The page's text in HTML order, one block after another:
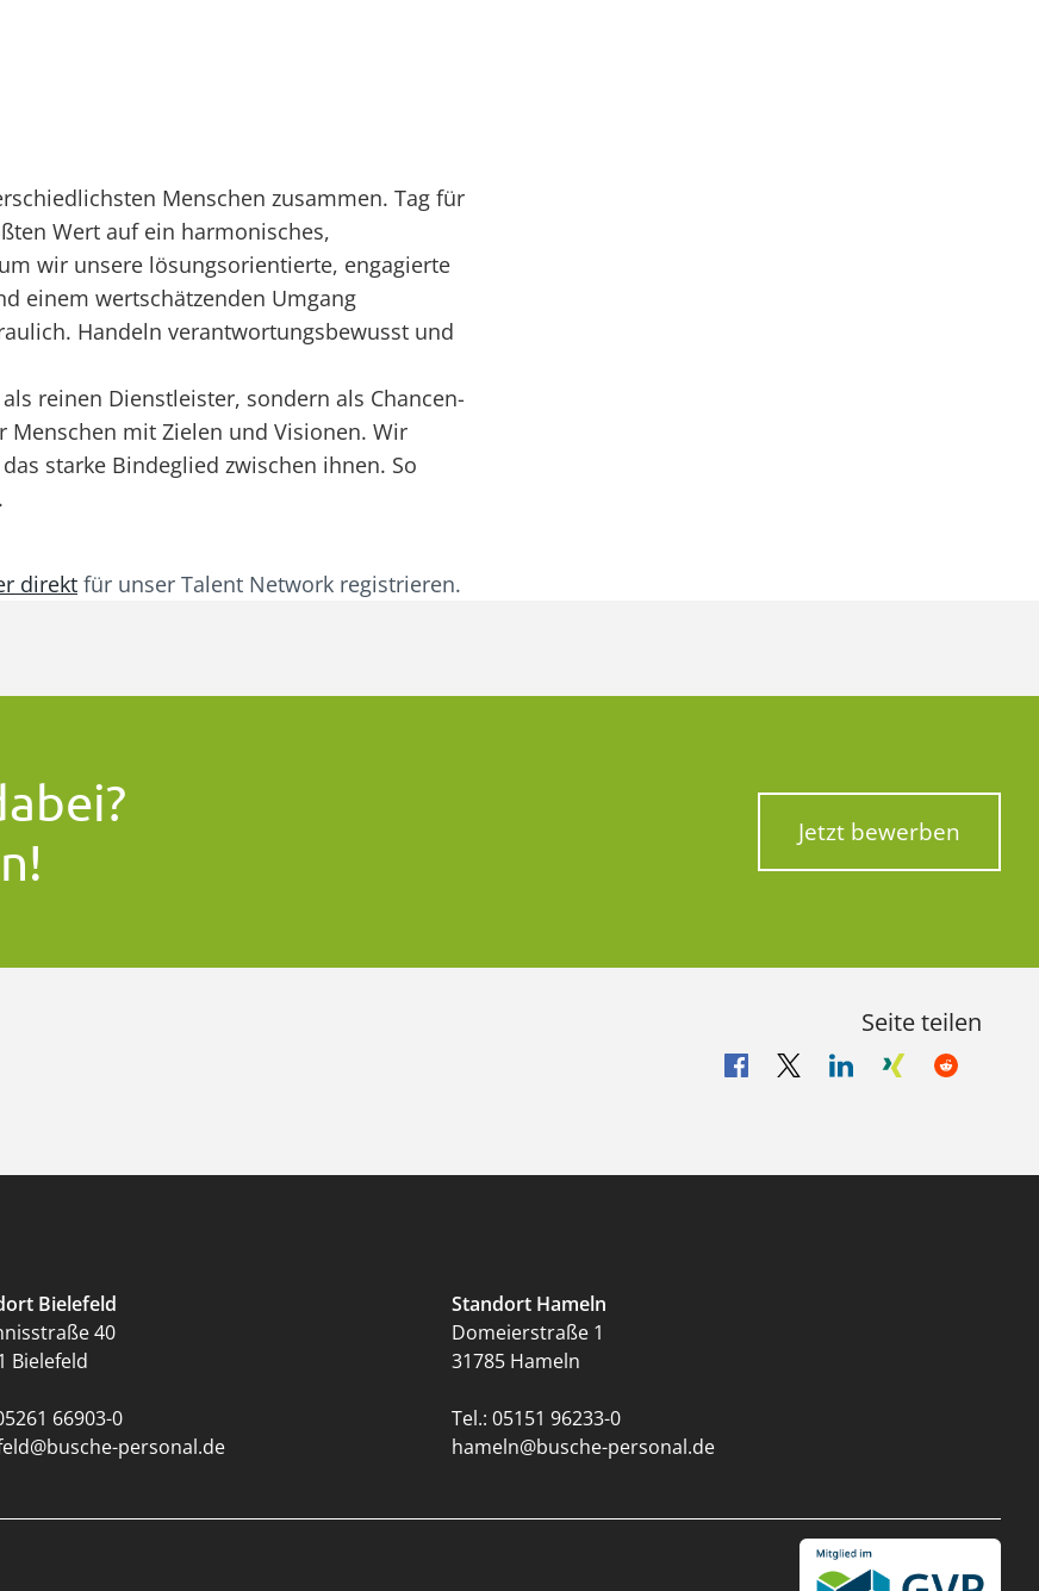
Menschen zusammen. Tag für
Wert auf ein harmonisches,
wir unsere lösungsorientierte, engagierte
einem wertschätzenden Umgang
Handeln verantwortungsbewusst und
reinen Dienstleister, sondern als Chancen-
Menschen mit Zielen und Visionen. Wir
starke Bindeglied zwischen ihnen. So
direkt für unser Talent Network registrieren.
Jetzt bewerben
Seite teilen
Bielefeld
40
Bielefeld
66903-0
personal.de
Standort Hameln
Domeierstraße 1
31785 Hameln
Tel.: 05151 96233-0
hameln@busche-personal.de